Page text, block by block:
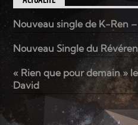
Nouveau single de K-Ren
Nouveau Single du
« Rien que pour demain »
David